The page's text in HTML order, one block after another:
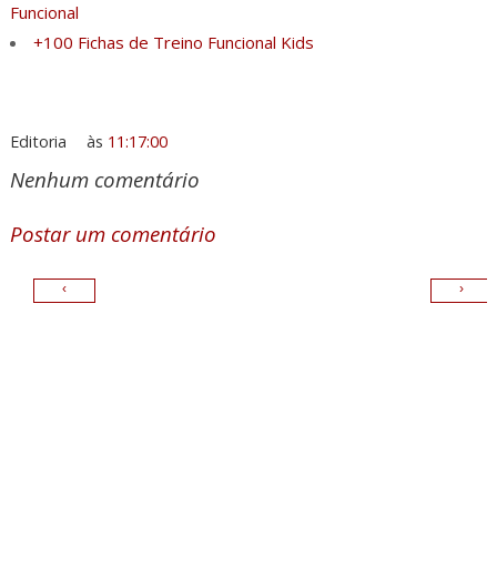
Funcional
+100 Fichas de Treino Funcional Kids
Editoria às 11:17:00
Nenhum comentário
Postar um comentário
‹ ›